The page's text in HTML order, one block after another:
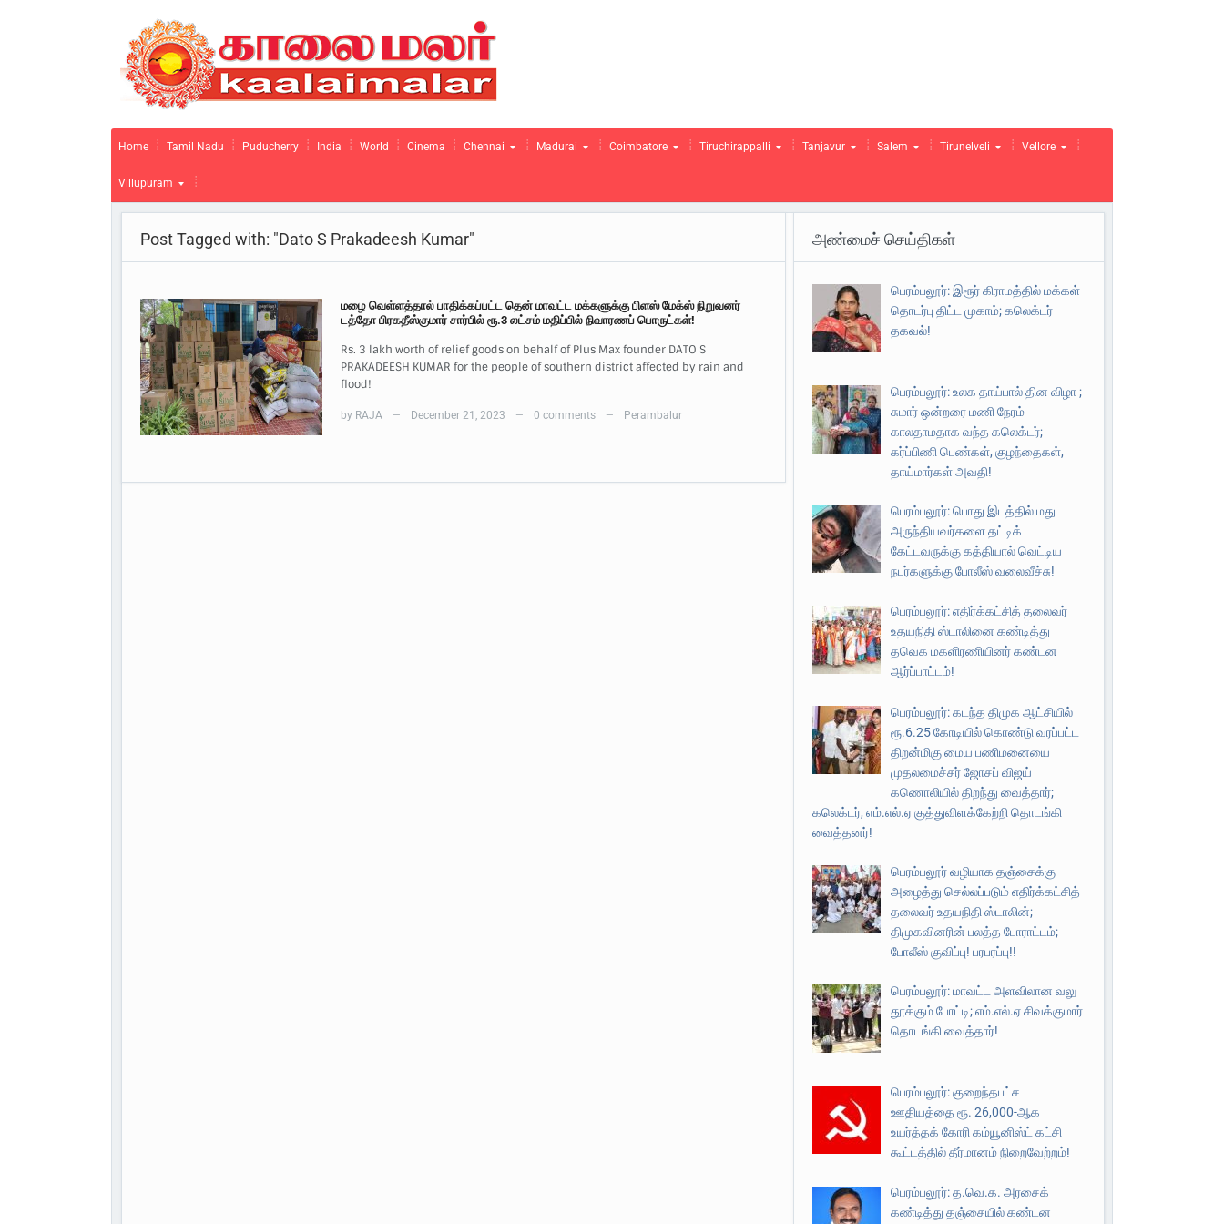
Home Tamil Nadu Puducherry India World Cinema Chennai Madurai Coimbatore Tiruchirappalli Tanjavur Salem Tirunelveli Vellore
Villupuram
Post Tagged with: "Dato S Prakadeesh Kumar"
மழை வெள்ளத்தால் பாதிக்கப்பட்ட தென் மாவட்ட மக்களுக்கு பிளஸ் மேக்ஸ் நிறுவனர்
டத்தோ பிரகதீஸ்குமார் சார்பில் ரூ.3 லட்சம் மதிப்பில் நிவாரணப் பொருட்கள்!
Rs. 3 lakh worth of relief goods on behalf of Plus Max founder DATO S
PRAKADEESH KUMAR for the people of southern district affected by rain and
flood!
by RAJA — December 21, 2023 — 0 comments — Perambalur
அண்மைச் செய்திகள்
பெரம்பலூர்: இரூர் கிராமத்தில் மக்கள்
தொடர்பு திட்ட முகாம்; கலெக்டர்
தகவல்!
பெரம்பலூர்: உலக தாய்பால் தின விழா ;
சுமார் ஒன்றரை மணி நேரம்
காலதாமதாக வந்த கலெக்டர்;
கர்ப்பிணி பெண்கள், குழந்தைகள்,
தாய்மார்கள் அவதி!
பெரம்பலூர்: பொது இடத்தில் மது
அருந்தியவர்களை தட்டிக்
கேட்டவருக்கு கத்தியால் வெட்டிய
நபர்களுக்கு போலீஸ் வலைவீச்சு!
பெரம்பலூர்: எதிர்க்கட்சித் தலைவர்
உதயநிதி ஸ்டாலினை கண்டித்து
தவெக மகளிரணியினர் கண்டன
ஆர்ப்பாட்டம்!
பெரம்பலூர்: கடந்த திமுக ஆட்சியில்
ரூ.6.25 கோடியில் கொண்டு வரப்பட்ட
திறன்மிகு மைய பணிமனையை
முதலமைச்சர் ஜோசப் விஜய்
கணொலியில் திறந்து வைத்தார்;
கலெக்டர், எம்.எல்.ஏ குத்துவிளக்கேற்றி தொடங்கி
வைத்தனர்!
பெரம்பலூர் வழியாக தஞ்சைக்கு
அழைத்து செல்லப்படும் எதிர்க்கட்சித்
தலைவர் உதயநிதி ஸ்டாலின்;
திமுகவினரின் பலத்த போராட்டம்;
போலீஸ் குவிப்பு! பரபரப்பு!!
பெரம்பலூர்: மாவட்ட அளவிலான வலு
தூக்கும் போட்டி; எம்.எல்.ஏ சிவக்குமார்
தொடங்கி வைத்தார்!
பெரம்பலூர்: குறைந்தபட்ச
ஊதியத்தை ரூ. 26,000-ஆக
உயர்த்தக் கோரி கம்யூனிஸ்ட் கட்சி
கூட்டத்தில் தீர்மானம் நிறைவேற்றம்!
பெரம்பலூர்: த.வெ.க. அரசைக்
கண்டித்து தஞ்சையில் கண்டன